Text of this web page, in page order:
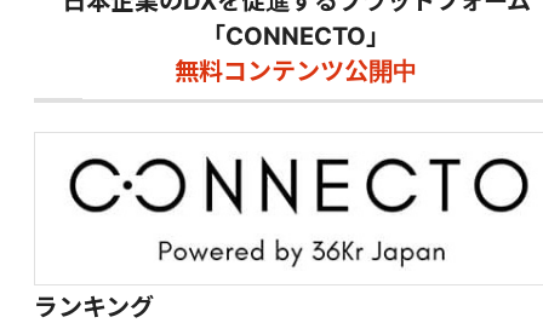
「CONNECTO」
無料コンテンツ公開中
ランキング